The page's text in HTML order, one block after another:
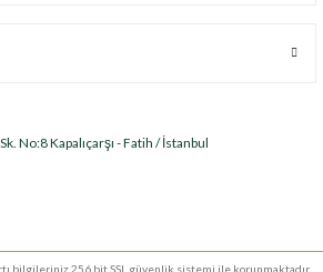
No:8 Kapalıçarşı - Fatih / İstanbul
bilgileriniz 256 bit SSL güvenlik sistemi ile korunmaktadır.